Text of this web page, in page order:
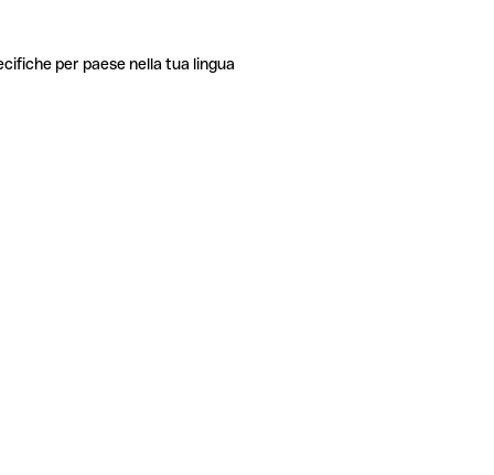
per paese nella tua lingua